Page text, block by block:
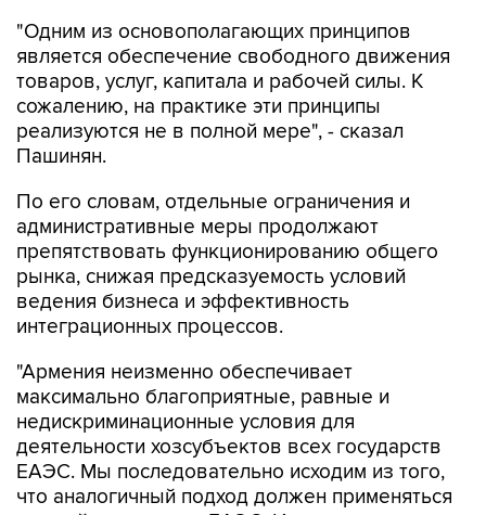
"Одним из основополагающих принципов
является обеспечение свободного движения
товаров, услуг, капитала и рабочей силы. К
сожалению, на практике эти принципы
реализуются не в полной мере", - сказал
Пашинян.
По его словам, отдельные ограничения и
административные меры продолжают
препятствовать функционированию общего
рынка, снижая предсказуемость условий
ведения бизнеса и эффективность
интеграционных процессов.
"Армения неизменно обеспечивает
максимально благоприятные, равные и
недискриминационные условия для
деятельности хозсубъектов всех государств
ЕАЭС. Мы последовательно исходим из того,
что аналогичный подход должен применяться